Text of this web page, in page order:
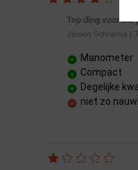
Top ding voor als
Jeroen Schrama |
Manometer
Compact
Degelijke
niet zo